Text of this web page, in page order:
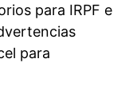
para IRPF e
para